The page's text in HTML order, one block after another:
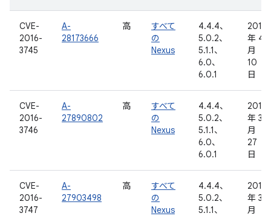
CVE-
2016-
3745
A-
28173666
高
すべて
の
Nexus
4.4.4、
5.0.2、
5.1.1、
6.0、
6.0.1
2016
年 4
月
10
日
CVE-
2016-
3746
A-
27890802
高
すべて
の
Nexus
4.4.4、
5.0.2、
5.1.1、
6.0、
6.0.1
2016
年 3
月
27
日
CVE-
2016-
3747
A-
27903498
高
すべて
の
Nexus
4.4.4、
5.0.2、
5.1.1、
2016
年 3
月